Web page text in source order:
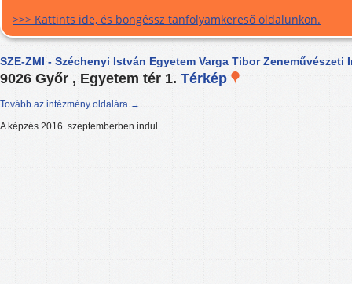
>>> Kattints ide, és böngéssz tanfolyamkereső oldalunkon.
SZE-ZMI - Széchenyi István Egyetem Varga Tibor Zeneművészeti
9026 Győr , Egyetem tér 1. Térkép
Tovább az intézmény oldalára →
A képzés 2016. szeptemberben indul.